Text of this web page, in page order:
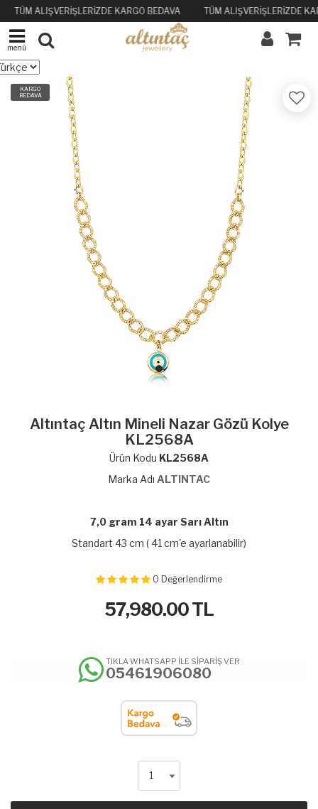
TÜM ALIŞVERİŞLERİZDE KARGO BEDAVA TÜM ALIŞVERİŞLERİZDE
menü
KARGO
BEDAVA
Altıntaç Altın Mineli Nazar Gözü Kolye
KL2568A
Ürün Kodu KL2568A
Marka Adı ALTINTAC
7,0 gram 14 ayar Sarı Altın
Standart 43 cm ( 41 cm'e ayarlanabilir)
0 Değerlendirme
57,980.00TL
TIKLA WHATSAPP İLE SİPARİŞ VER
05461906080